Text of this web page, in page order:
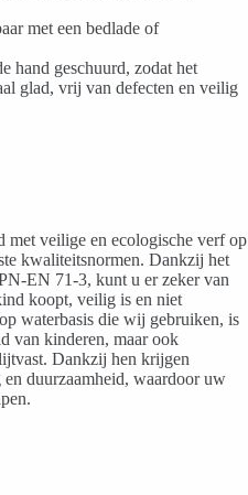
met een bedlade of
hand geschuurd, zodat het
glad, vrij van defecten en veilig
met veilige en ecologische verf op
kwaliteitsnormen. Dankzij het
EN 71-3, kunt u er zeker van
koopt, veilig is en niet
waterbasis die wij gebruiken, is
van kinderen, maar ook
Dankzij hen krijgen
duurzaamheid, waardoor uw